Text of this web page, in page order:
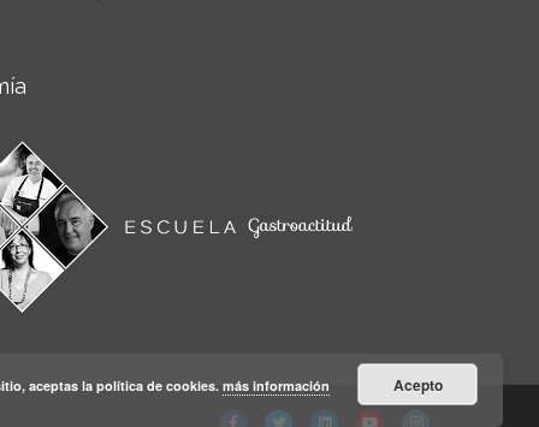
FacebookTwitter Linkedin Youtube
aceptas la política de cookies. más información Acepto